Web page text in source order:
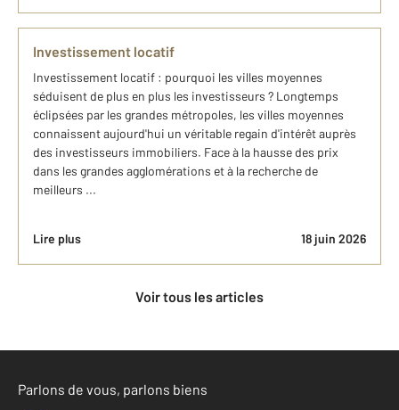
Investissement locatif
Investissement locatif : pourquoi les villes moyennes
séduisent de plus en plus les investisseurs ? Longtemps
éclipsées par les grandes métropoles, les villes moyennes
connaissent aujourd'hui un véritable regain d'intérêt auprès
des investisseurs immobiliers. Face à la hausse des prix
dans les grandes agglomérations et à la recherche de
meilleurs ...
Lire plus 18 juin 2026
Voir tous les articles
Parlons de vous, parlons biens